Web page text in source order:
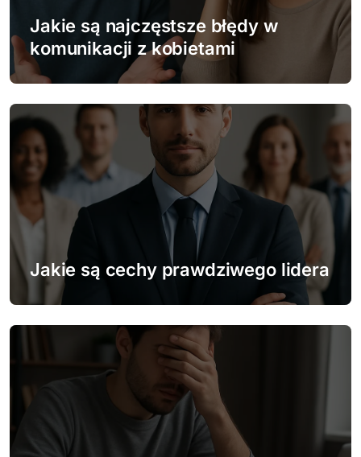
p
i
s
u
Jakie są najczęstsze błędy w
komunikacji z kobietami
Jakie są cechy prawdziwego lidera